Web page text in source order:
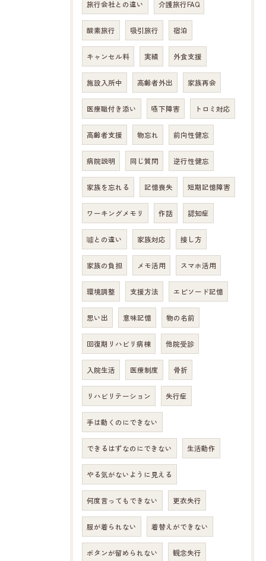
旅行会社との違い 介護旅行FAQ
酸素旅行 吸引旅行 宿泊
キャンセル料 実績 外食支援
施設入所中 高齢者外出 家族再会
医療職付き添い 嚥下障害 トロミ対応
高齢者支援 物忘れ 前向性健忘
病院説明 同じ質問 逆行性健忘
家族を忘れる 記憶喪失 短期記憶障害
ワーキングメモリ 作話 認知症
噓との違い 家族対応 接し方
家族の負担 メモ活用 スマホ活用
環境調整 支援方法 エピソード記憶
思い出 意味記憶 物の名前
回復期リハビリ病棟 他院受診
入院生活 医療制度 骨折
リハビリテーション 失行症
手は動くのにできない
できるはずなのにできない 生活動作
やる気がないように見える
何度言ってもできない 更衣失行
服が着られない 着替えができない
ボタンが留められない 観念失行